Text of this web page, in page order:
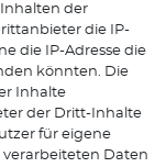
der
die IP-
die IP-Adresse die
könnten. Die
Inhalte
der Dritt-Inhalte
für eigene
verarbeiteten Daten